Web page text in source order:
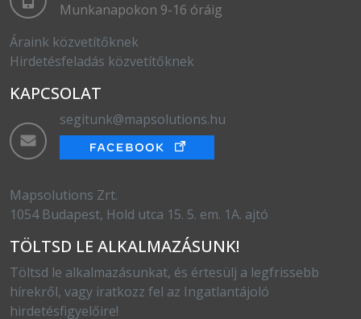
Munkanapokon 9-16 óráig
Áraink közvetítőknek
Hirdetésfeladás közvetítőknek
KAPCSOLAT
segitunk@mapsolutions.hu
Mapsolutions Zrt.
1054 Budapest, Hold utca 15. 5. em. 1A. ajtó
TÖLTSD LE ALKALMAZÁSUNK!
Töltsd le alkalmazásunkat, és értesülj a legfrissebb
hírekről, vagy iratkozz fel az Ingatlantájoló
hirdetésfigyelőire!